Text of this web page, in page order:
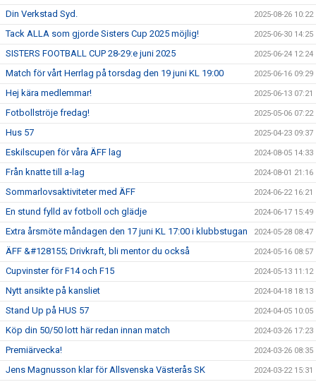
Din Verkstad Syd. 2025-08-26 10:22
Tack ALLA som gjorde Sisters Cup 2025 möjlig! 2025-06-30 14:25
SISTERS FOOTBALL CUP 28-29:e juni 2025 2025-06-24 12:24
Match för vårt Herrlag på torsdag den 19 juni KL 19:00 2025-06-16 09:29
Hej kära medlemmar! 2025-06-13 07:21
Fotbollströje fredag! 2025-05-06 07:22
Hus 57 2025-04-23 09:37
Eskilscupen för våra ÄFF lag 2024-08-05 14:33
Från knatte till a-lag 2024-08-01 21:16
Sommarlovsaktiviteter med ÄFF 2024-06-22 16:21
En stund fylld av fotboll och glädje 2024-06-17 15:49
Extra årsmöte måndagen den 17 juni KL 17:00 i klubbstugan 2024-05-28 08:47
ÄFF &#128155; Drivkraft, bli mentor du också 2024-05-16 08:57
Cupvinster för F14 och F15 2024-05-13 11:12
Nytt ansikte på kansliet 2024-04-18 18:13
Stand Up på HUS 57 2024-04-05 10:05
Köp din 50/50 lott här redan innan match 2024-03-26 17:23
Premiärvecka! 2024-03-26 08:35
Jens Magnusson klar för Allsvenska Västerås SK 2024-03-22 15:31